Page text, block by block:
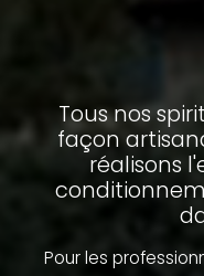
Tous nos
façon
réalisons
Pour les